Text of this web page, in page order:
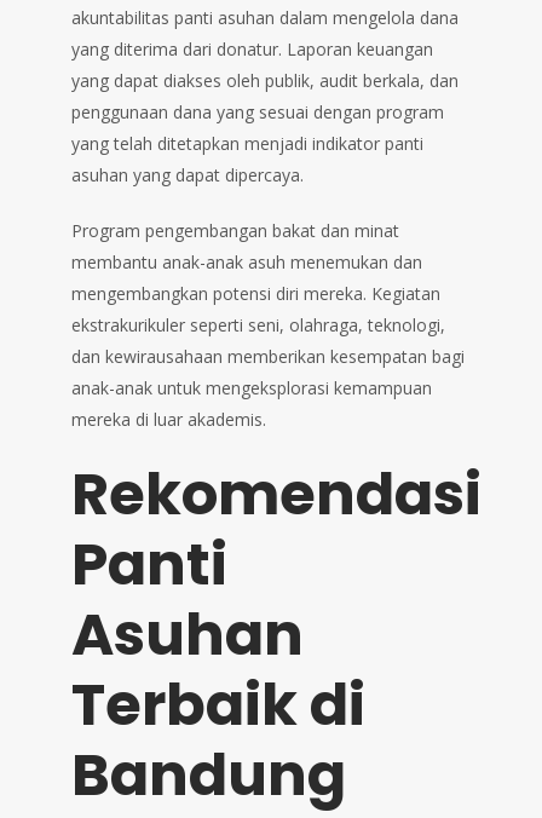
akuntabilitas panti asuhan dalam mengelola dana
yang diterima dari donatur. Laporan keuangan
yang dapat diakses oleh publik, audit berkala, dan
penggunaan dana yang sesuai dengan program
yang telah ditetapkan menjadi indikator panti
asuhan yang dapat dipercaya.
Program pengembangan bakat dan minat
membantu anak-anak asuh menemukan dan
mengembangkan potensi diri mereka. Kegiatan
ekstrakurikuler seperti seni, olahraga, teknologi,
dan kewirausahaan memberikan kesempatan bagi
anak-anak untuk mengeksplorasi kemampuan
mereka di luar akademis.
Rekomendasi
Panti
Asuhan
Terbaik di
Bandung